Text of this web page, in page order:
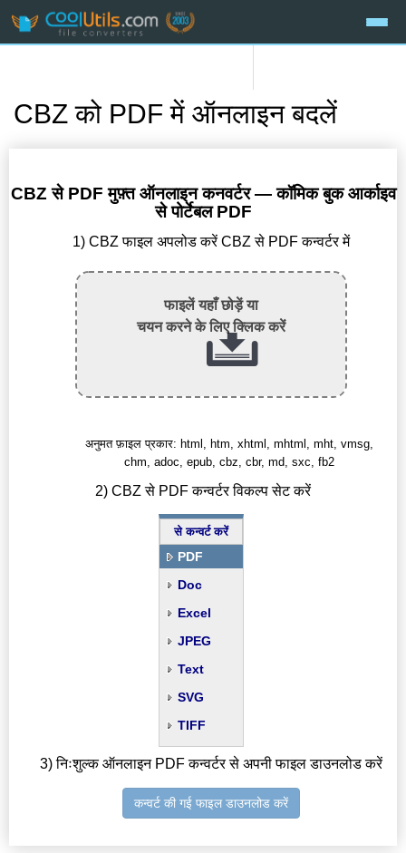
CBZ को PDF में ऑनलाइन बदलें
CBZ से PDF मुफ़्त ऑनलाइन कनवर्टर — कॉमिक बुक आर्काइव
से पोर्टेबल PDF
1) CBZ फाइल अपलोड करें CBZ से PDF कन्वर्टर में
फाइलें यहाँ छोड़ें या
चयन करने के लिए क्लिक करें
अनुमत फ़ाइल प्रकार: html, htm, xhtml, mhtml, mht, vmsg,
chm, adoc, epub, cbz, cbr, md, sxc, fb2
2) CBZ से PDF कन्वर्टर विकल्प सेट करें
से कन्वर्ट करें
PDF
Doc
Excel
JPEG
Text
SVG
TIFF
3) निःशुल्क ऑनलाइन PDF कन्वर्टर से अपनी फाइल डाउनलोड करें
कन्वर्ट की गई फाइल डाउनलोड करें